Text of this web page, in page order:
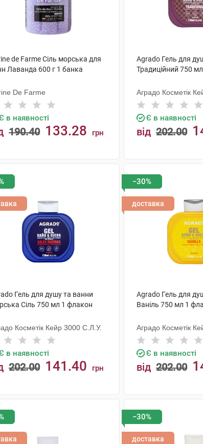
de Farme Сіль морська для
Лаванда 600 г 1 банка
De Farme
в наявності
190.40 133.28 грн
Agrado Гель для
Традиційний 750
Аградо Косметік
Є в наявності
від 202.00
Гель для душу та ванни
Сіль 750 мл 1 флакон
Косметік Кейр 3000 С.Л.У.
в наявності
202.00 141.40 грн
−30%
доставка
Agrado Гель для
Ваніль 750 мл 1
Аградо Косметік
Є в наявності
від 202.00
−30%
доставка